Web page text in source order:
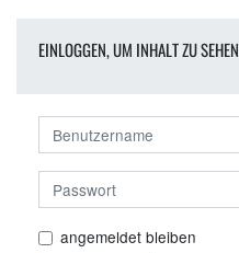
EINLOGGEN, UM INHALT ZU SEHEN
angemeldet bleiben